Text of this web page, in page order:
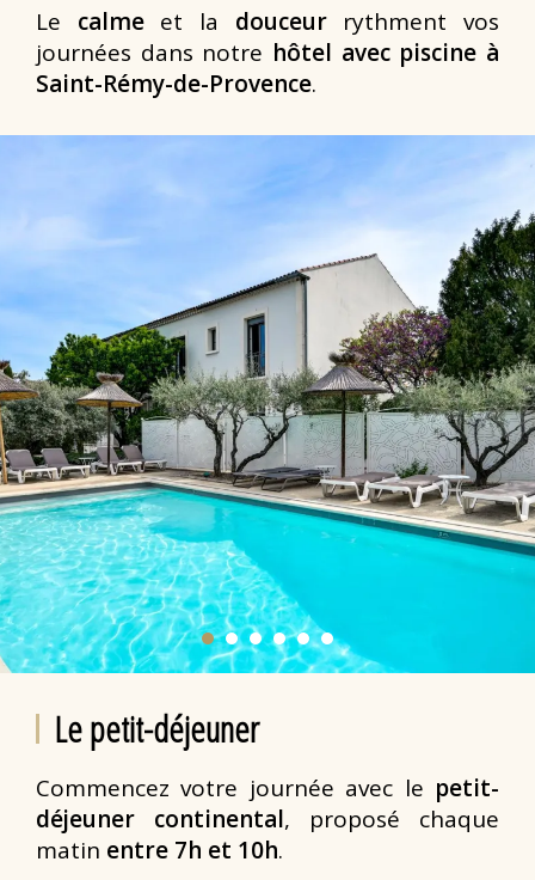
Le calme et la douceur rythment vos
journées dans notre hôtel avec piscine à
Saint-Rémy-de-Provence.
Le petit-déjeuner
Commencez votre journée avec le petit-
déjeuner continental, proposé chaque
matin entre 7h et 10h.